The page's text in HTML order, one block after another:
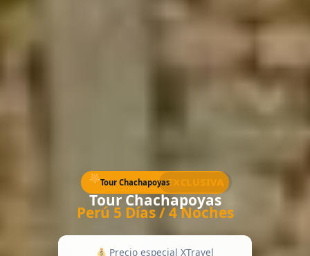
Tour ChachapoyasEXCLUSIVA
Tour Chachapoyas
Perú 5 Días / 4 Noches
Precio especial XTravel